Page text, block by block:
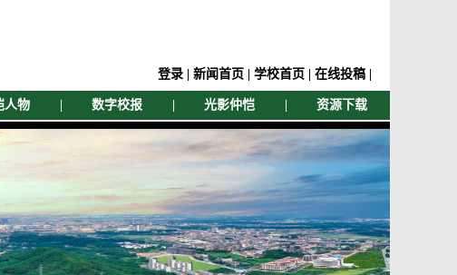
登录 新闻首页 学校首页 在线投稿
人物 数字校报 光影仲恺 资源下载